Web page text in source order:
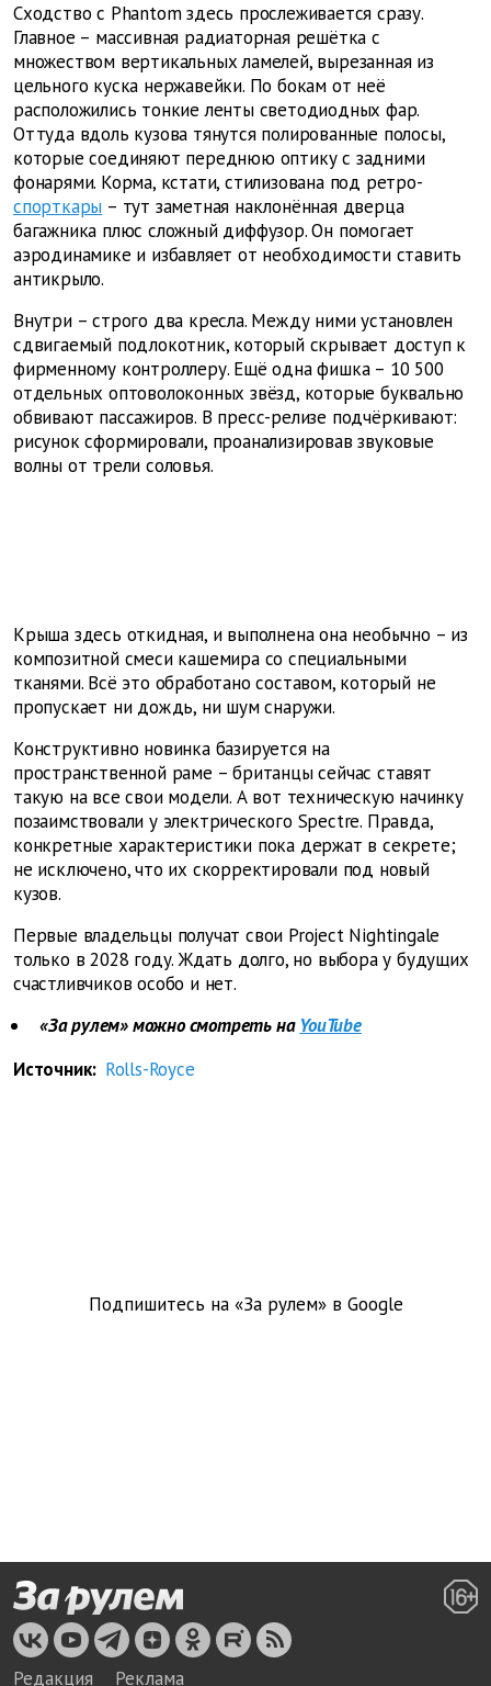
Сходство с Phantom здесь прослеживается сразу.
Главное – массивная радиаторная решётка с
множеством вертикальных ламелей, вырезанная из
цельного куска нержавейки. По бокам от неё
расположились тонкие ленты светодиодных фар.
Оттуда вдоль кузова тянутся полированные полосы,
которые соединяют переднюю оптику с задними
фонарями. Корма, кстати, стилизована под ретро-
спорткары – тут заметная наклонённая дверца
багажника плюс сложный диффузор. Он помогает
аэродинамике и избавляет от необходимости ставить
антикрыло.
Внутри – строго два кресла. Между ними установлен
сдвигаемый подлокотник, который скрывает доступ к
фирменному контроллеру. Ещё одна фишка – 10 500
отдельных оптоволоконных звёзд, которые буквально
обвивают пассажиров. В пресс-релизе подчёркивают:
рисунок сформировали, проанализировав звуковые
волны от трели соловья.
Крыша здесь откидная, и выполнена она необычно – из
композитной смеси кашемира со специальными
тканями. Всё это обработано составом, который не
пропускает ни дождь, ни шум снаружи.
Конструктивно новинка базируется на
пространственной раме – британцы сейчас ставят
такую на все свои модели. А вот техническую начинку
позаимствовали у электрического Spectre. Правда,
конкретные характеристики пока держат в секрете;
не исключено, что их скорректировали под новый
кузов.
Первые владельцы получат свои Project Nightingale
только в 2028 году. Ждать долго, но выбора у будущих
счастливчиков особо и нет.
«За рулем» можно смотреть на YouTube
Источник: Rolls-Royce
Подпишитесь на «За рулем» в Google
Редакция Реклама